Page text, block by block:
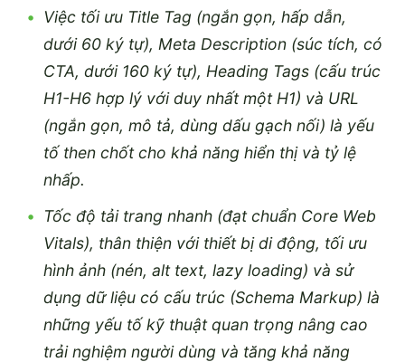
Việc tối ưu Title Tag (ngắn gọn, hấp dẫn,
dưới 60 ký tự), Meta Description (súc tích, có
CTA, dưới 160 ký tự), Heading Tags (cấu trúc
H1-H6 hợp lý với duy nhất một H1) và URL
(ngắn gọn, mô tả, dùng dấu gạch nối) là yếu
tố then chốt cho khả năng hiển thị và tỷ lệ
nhấp.
Tốc độ tải trang nhanh (đạt chuẩn Core Web
Vitals), thân thiện với thiết bị di động, tối ưu
hình ảnh (nén, alt text, lazy loading) và sử
dụng dữ liệu có cấu trúc (Schema Markup) là
những yếu tố kỹ thuật quan trọng nâng cao
trải nghiệm người dùng và tăng khả năng